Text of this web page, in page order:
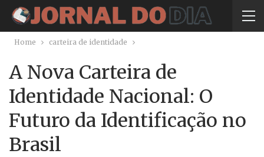
Home carteira de identidade
A Nova Carteira de
Identidade Nacional: O
Futuro da Identificação no
Brasil